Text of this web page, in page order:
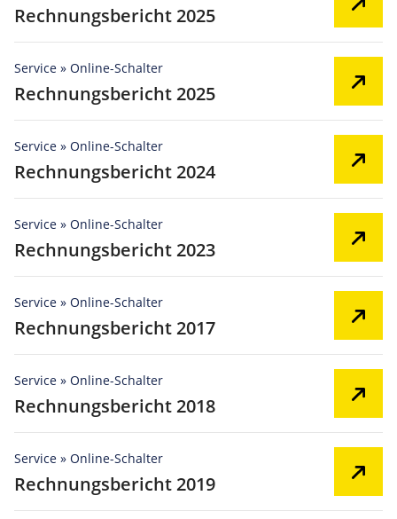
Rechnungsbericht 2025
Service » Online-Schalter
Rechnungsbericht 2025
Service » Online-Schalter
Rechnungsbericht 2024
Service » Online-Schalter
Rechnungsbericht 2023
Service » Online-Schalter
Rechnungsbericht 2017
Service » Online-Schalter
Rechnungsbericht 2018
Service » Online-Schalter
Rechnungsbericht 2019